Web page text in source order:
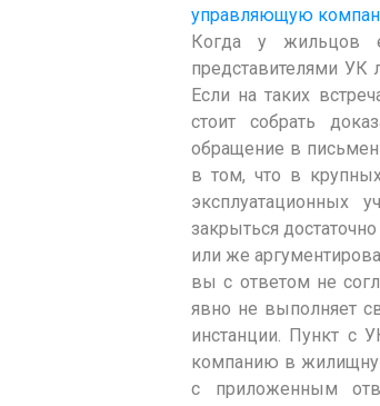
управляющую
Когда у жильцов
представителями УК
Если на таких
стоит собрать
обращение в
в том, что в
закрыться
или же
вы с ответом не
явно не выполняет
инстанции. Пункт с
компанию в
с приложенным